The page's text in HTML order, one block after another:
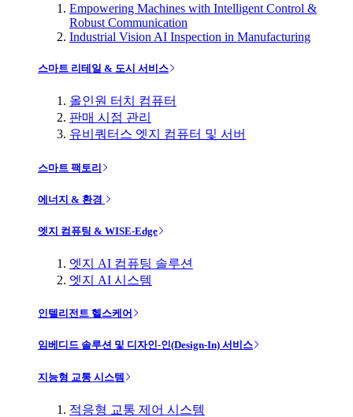
Empowering Machines with Intelligent Control &
Robust Communication
Industrial Vision AI Inspection in Manufacturing
스마트 리테일 & 도시 서비스
올인원 터치 컴퓨터
판매 시점 관리
유비쿼터스 엣지 컴퓨터 및 서버
스마트 팩토리
에너지 & 환경
엣지 컴퓨팅 & WISE-Edge
엣지 AI 컴퓨팅 솔루션
엣지 AI 시스템
인텔리전트 헬스케어
임베디드 솔루션 및 디자인-인(Design-In) 서비스
지능형 교통 시스템
적응형 교통 제어 시스템